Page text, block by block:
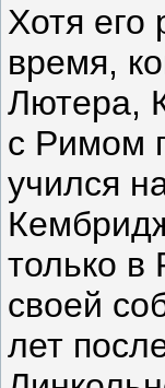
Хотя его
время,
Лютера,
с Римом
учился
только
своей
лет